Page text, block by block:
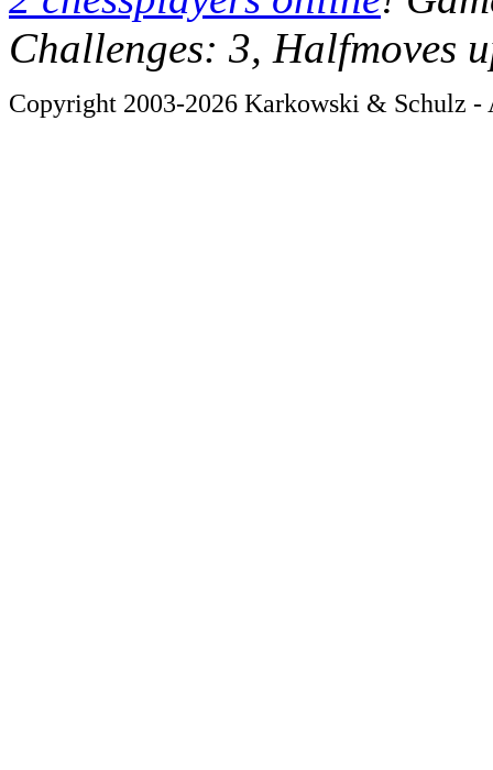
Challenges: 3, Halfmoves
Copyright 2003-2026 Karkowski & Schulz